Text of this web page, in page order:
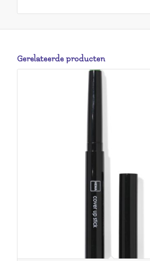
Gerelateerde producten